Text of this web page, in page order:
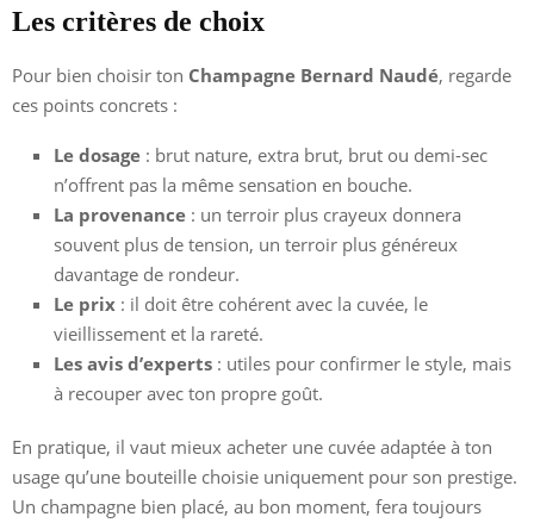
Les critères de choix
Pour bien choisir ton Champagne Bernard Naudé, regarde
ces points concrets :
Le dosage : brut nature, extra brut, brut ou demi-sec
n’offrent pas la même sensation en bouche.
La provenance : un terroir plus crayeux donnera
souvent plus de tension, un terroir plus généreux
davantage de rondeur.
Le prix : il doit être cohérent avec la cuvée, le
vieillissement et la rareté.
Les avis d’experts : utiles pour confirmer le style, mais
à recouper avec ton propre goût.
En pratique, il vaut mieux acheter une cuvée adaptée à ton
usage qu’une bouteille choisie uniquement pour son prestige.
Un champagne bien placé, au bon moment, fera toujours